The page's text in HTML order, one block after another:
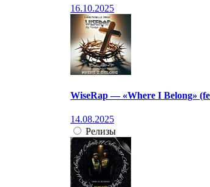
16.10.2025
WiseRap — «Where I Belong»
14.08.2025
Релизы